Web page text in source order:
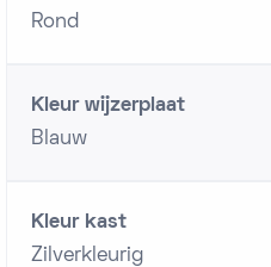
Rond
Kleur wijzerplaat
Blauw
Kleur kast
Zilverkleurig